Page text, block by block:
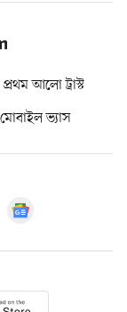
প্রথম আলো ট্রাস্ট
মোবাইল ভ্যাস